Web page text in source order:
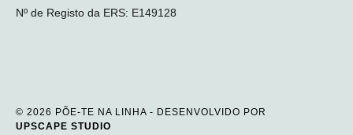
Nº de Registo da ERS: E149128
© 2026 PÕE-TE NA LINHA - DESENVOLVIDO POR
UPSCAPE STUDIO